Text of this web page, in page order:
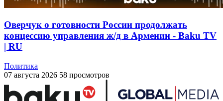
Оверчук о готовности России продолжать
концессию управления ж/д в Армении - Baku TV
| RU
Политика
07 августа 2026 58 просмотров